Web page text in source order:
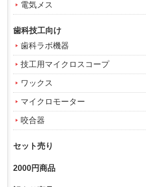
電気メス
歯科技工向け
歯科ラボ機器
技工用マイクロスコープ
ワックス
マイクロモーター
咬合器
セット売り
2000円商品